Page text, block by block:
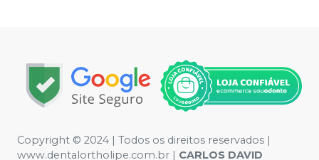
Copyright © 2024 | Todos os direitos reservados |
www.dentalortholipe.com.br | CARLOS DAVID